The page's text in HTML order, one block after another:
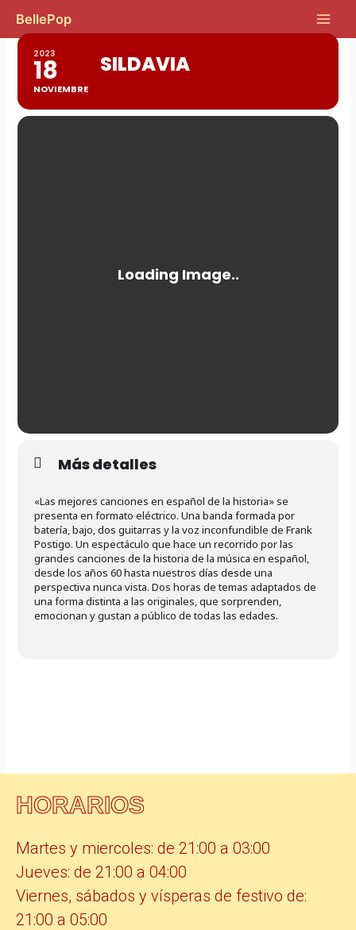
contenido
BellePop
Main
2023
18
NOVIEMBRE
SILDAVIA
Más detalles
«Las mejores canciones en español de la historia» se
presenta en formato eléctrico. Una banda formada por
batería, bajo, dos guitarras y la voz inconfundible de Frank
Postigo. Un espectáculo que hace un recorrido por las
grandes canciones de la historia de la música en español,
desde los años 60 hasta nuestros días desde una
perspectiva nunca vista. Dos horas de temas adaptados de
una forma distinta a las originales, que sorprenden,
emocionan y gustan a público de todas las edades.
HORARIOS
Martes y miercoles: de 21:00 a 03:00
Jueves: de 21:00 a 04:00
Viernes, sábados y vísperas de festivo de:
21:00 a 05:00